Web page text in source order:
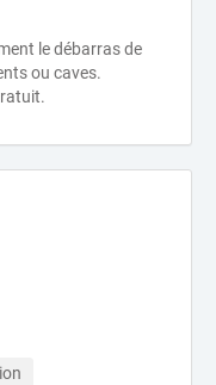
le débarras de
ou caves.